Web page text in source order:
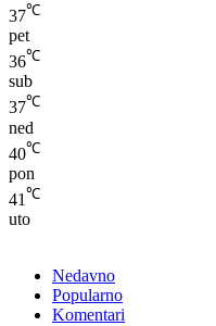
37℃
pet
36℃
sub
37℃
ned
40℃
pon
41 ℃
uto
Nedavno
Popularno
Komentari